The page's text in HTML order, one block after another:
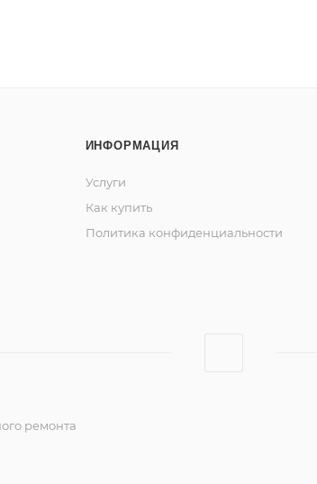
ИНФОРМАЦИЯ
Услуги
Как купить
Политика конфиденциальности
ремонта